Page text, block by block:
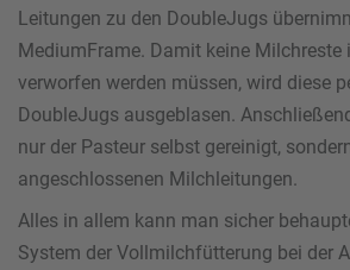
Leitungen zu den DoubleJugs
MediumFrame. Damit keine Milchreste
verworfen werden müssen, wird diese
DoubleJugs ausgeblasen.
nur der Pasteur selbst gereinigt,
angeschlossenen Milchleitungen.
Alles in allem kann man sicher
System der Vollmilchfütterung bei der